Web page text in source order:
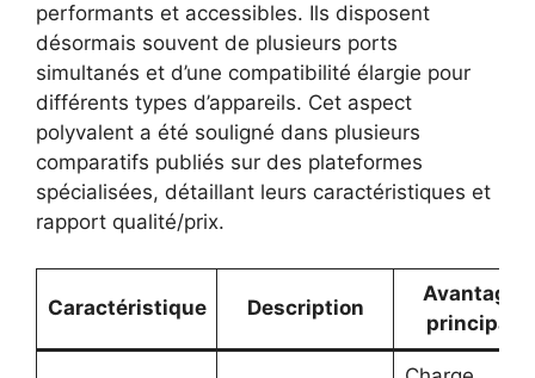
performants et accessibles. Ils disposent
désormais souvent de plusieurs ports
simultanés et d’une compatibilité élargie pour
différents types d’appareils. Cet aspect
polyvalent a été souligné dans plusieurs
comparatifs publiés sur des plateformes
spécialisées, détaillant leurs caractéristiques et
rapport qualité/prix.
Caractéristique Description
Avantage
principal